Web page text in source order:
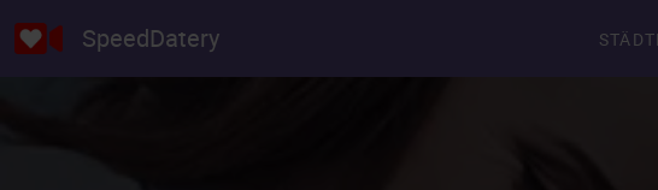
SpeedDatery